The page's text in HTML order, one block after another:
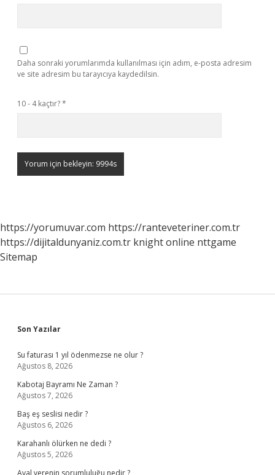
Daha sonraki yorumlarımda kullanılması için adım, e-posta adresim
ve site adresim bu tarayıcıya kaydedilsin.
10 - 4 kaçtır?*
https://yorumuvar.com https://ranteveteriner.com.tr
https://dijitaldunyaniz.com.tr knight online nttgame
Sitemap
Sidebar
Son Yazılar
Su faturası 1 yıl ödenmezse ne olur ?
Ağustos 8, 2026
Kabotaj Bayramı Ne Zaman ?
Ağustos 7, 2026
Baş eş seslisi nedir ?
Ağustos 6, 2026
Karahanlı ölürken ne dedi ?
Ağustos 5, 2026
Aval verenin sorumluluğu nedir ?